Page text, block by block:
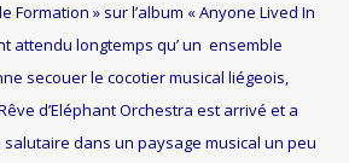
Formation » sur l’album « Anyone Lived In
attendu longtemps qu’ un ensemble
secouer le cocotier musical liégeois,
d’Eléphant Orchestra est arrivé et a
salutaire dans un paysage musical un peu